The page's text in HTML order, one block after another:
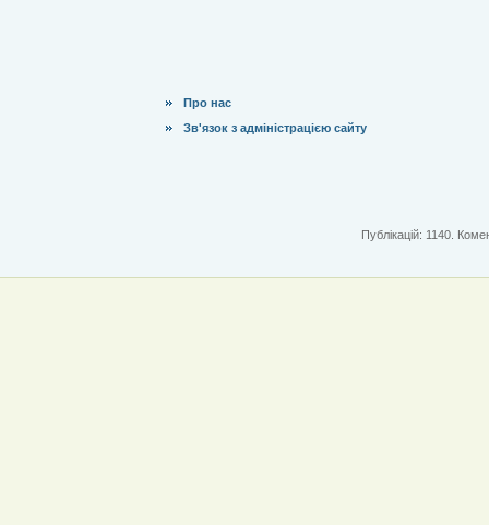
Про нас
Зв'язок з адміністрацією сайту
Публікацій: 1140.